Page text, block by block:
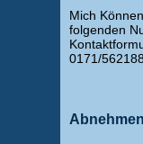
Mich
folgenden
0171/